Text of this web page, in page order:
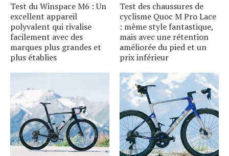
Test du Winspace M6 : Un
excellent appareil
polyvalent qui rivalise
facilement avec des
marques plus grandes et
plus établies
Test des chaussures de
cyclisme Quoc M Pro Lace
: même style fantastique,
mais avec une rétention
améliorée du pied et un
prix inférieur